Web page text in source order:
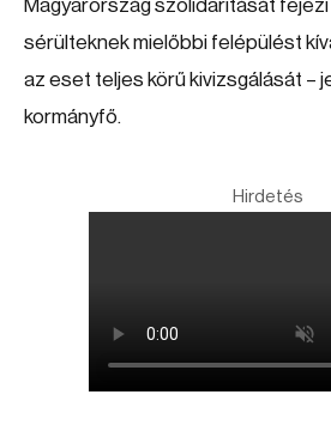
Magyarország szolidaritását fejezi
sérülteknek mielőbbi felépülést
az eset teljes körű kivizsgálását –
kormányfő.
Hirdetés